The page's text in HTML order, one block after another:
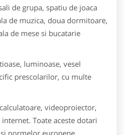
de grupa, spatiu de joaca
de muzica, doua dormitoare,
de mese si bucatarie
luminoase, vesel
prescolarilor, cu multe
videoproiector,
Toate aceste dotari